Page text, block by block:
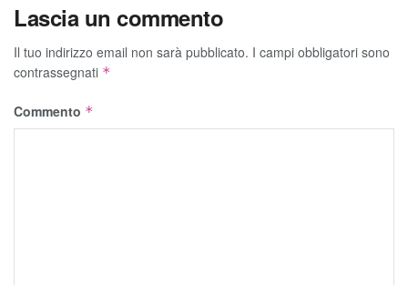
Lascia un commento
Il tuo indirizzo email non sarà pubblicato. I campi obbligatori sono
contrassegnati *
Commento *